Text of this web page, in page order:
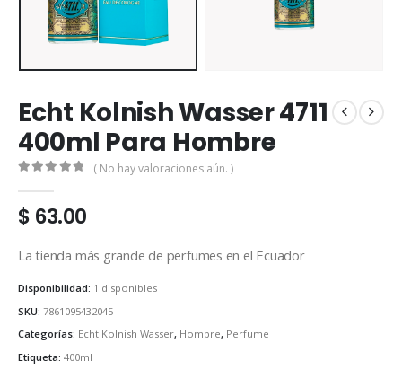
Echt Kolnish Wasser 4711
400ml Para Hombre
( No hay valoraciones aún. )
$ 63.00
La tienda más grande de perfumes en el Ecuador
Disponibilidad: 1 disponibles
SKU: 7861095432045
Categorías: Echt Kolnish Wasser, Hombre, Perfume
Etiqueta: 400ml